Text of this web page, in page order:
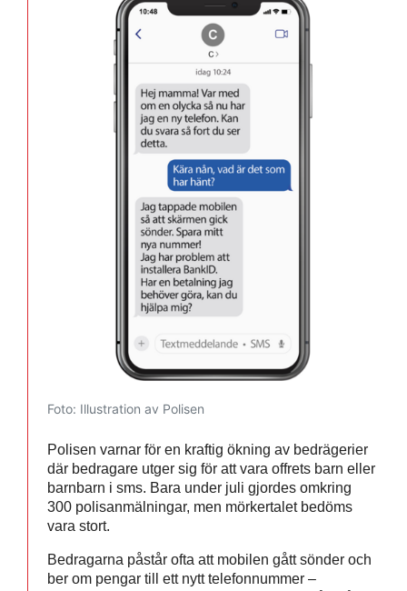
Foto: Illustration av Polisen
Polisen varnar för en kraftig ökning av bedrägerier
där bedragare utger sig för att vara offrets barn eller
barnbarn i sms. Bara under juli gjordes omkring
300 polisanmälningar, men mörkertalet bedöms
vara stort.
Bedragarna påstår ofta att mobilen gått sönder och
ber om pengar till ett nytt telefonnummer –